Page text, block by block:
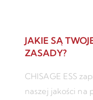
JAKIE SĄ
ZASADY?
CHISAGE ESS
naszej jakości na